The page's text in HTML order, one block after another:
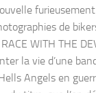
de
WITH THE
la vie d’une
Angels en